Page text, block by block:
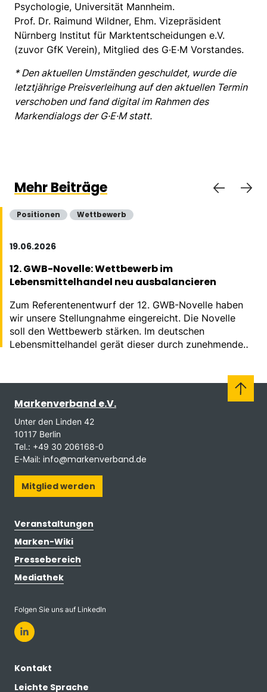
Psychologie, Universität Mannheim.
Prof. Dr. Raimund Wildner, Ehm. Vizepräsident
Nürnberg Institut für Marktentscheidungen e.V.
(zuvor GfK Verein), Mitglied des G·E·M Vorstandes.
* Den aktuellen Umständen geschuldet, wurde die
letztjährige Preisverleihung auf den aktuellen Termin
verschoben und fand digital im Rahmen des
Markendialogs der G·E·M statt.
Mehr Beiträge
Positionen Wettbewerb
19.06.2026
12. GWB-Novelle: Wettbewerb im
Lebensmittelhandel neu ausbalancieren
Zum Referentenentwurf der 12. GWB-Novelle haben
wir unsere Stellungnahme eingereicht. Die Novelle
soll den Wettbewerb stärken. Im deutschen
Lebensmittelhandel gerät dieser durch zunehmende
Markenverband e.V.
Unter den Linden 42
10117 Berlin
Tel.: +49 30 206168-0
E-Mail: info@markenverband.de
Mitglied werden
Veranstaltungen
Marken-Wiki
Pressebereich
Mediathek
Folgen Sie uns auf LinkedIn
Kontakt
Leichte Sprache